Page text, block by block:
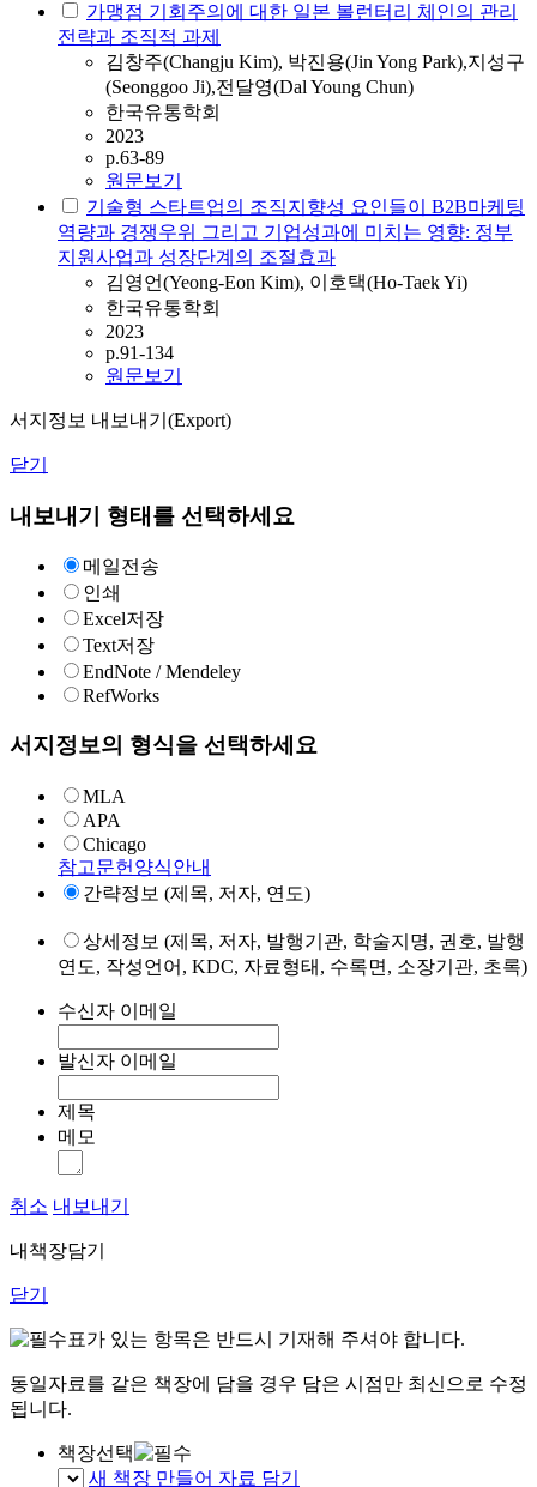
가맹점 기회주의에 대한 일본 볼런터리 체인의 관리
전략과 조직적 과제
김창주(Changju Kim), 박진용(Jin Yong Park),지성구
(Seonggoo Ji),전달영(Dal Young Chun)
한국유통학회
2023
p.63-89
원문보기
기술형 스타트업의 조직지향성 요인들이 B2B마케팅
역량과 경쟁우위 그리고 기업성과에 미치는 영향: 정부
지원사업과 성장단계의 조절효과
김영언(Yeong-Eon Kim), 이호택(Ho-Taek Yi)
한국유통학회
2023
p.91-134
원문보기
서지정보 내보내기(Export)
닫기
내보내기 형태를 선택하세요
메일전송
인쇄
Excel저장
Text저장
EndNote / Mendeley
RefWorks
서지정보의 형식을 선택하세요
MLA
APA
Chicago
참고문헌양식안내
간략정보 (제목, 저자, 연도)
상세정보 (제목, 저자, 발행기관, 학술지명, 권호, 발행
연도, 작성언어, KDC, 자료형태, 수록면, 소장기관, 초록)
수신자 이메일
발신자 이메일
제목
메모
취소 내보내기
내책장담기
닫기
표가 있는 항목은 반드시 기재해 주셔야 합니다.
동일자료를 같은 책장에 담을 경우 담은 시점만 최신으로 수정
됩니다.
책장선택
새 책장 만들어 자료 담기